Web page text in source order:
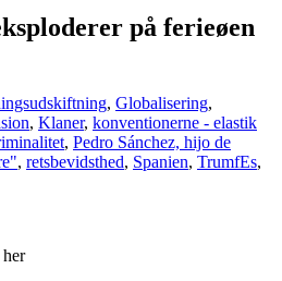
på ferieøen
, Globalisering,
, Klaner, konventionerne - elastik
, Pedro Sánchez, hijo de
, retsbevidsthed, Spanien, TrumfEs,